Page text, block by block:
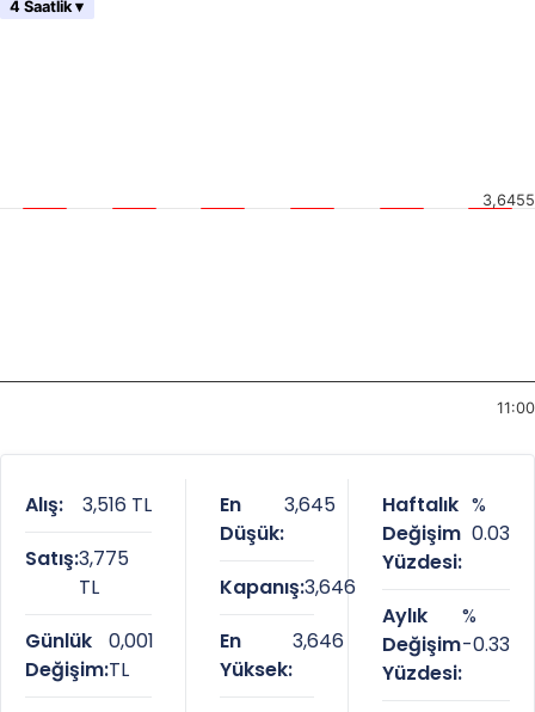
4 Saatlik ▾
11:00
3,6455
Alış:
3,516 TL
Satış:3,775
TL
Günlük
Değişim:
0,001
TL
En
Düşük:
3,645
Kapanış:3,646
En
Yüksek:
3,646
Haftalık
Değişim
Yüzdesi:
%
0.03
Aylık
Değişim
Yüzdesi:
%
-0.33